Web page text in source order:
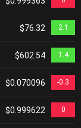
$76.32 2.1
$602.54 1.4
$0.070096 -0.3
$0.999622 0